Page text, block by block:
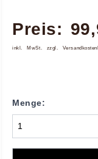
Preis:
inkl. MwSt. zzgl.
Menge: